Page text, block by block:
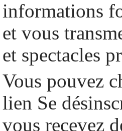
informations
et vous
et spectacles
Vous pouvez
lien Se
vous recevez